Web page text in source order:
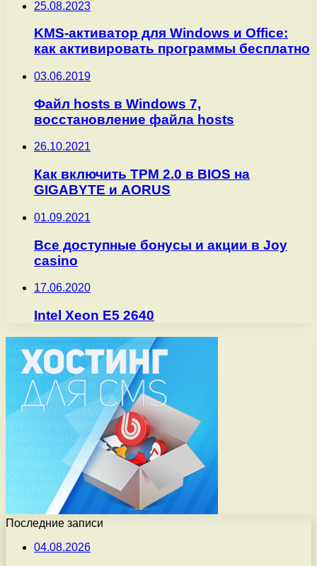
25.08.2023
KMS-активатор для Windows и Office:
как активировать программы бесплатно
03.06.2019
Файл hosts в Windows 7,
восстановление файла hosts
26.10.2021
Как включить TPM 2.0 в BIOS на
GIGABYTE и AORUS
01.09.2021
Все доступные бонусы и акции в Joy
casino
17.06.2020
Intel Xeon E5 2640
Последние записи
04.08.2026